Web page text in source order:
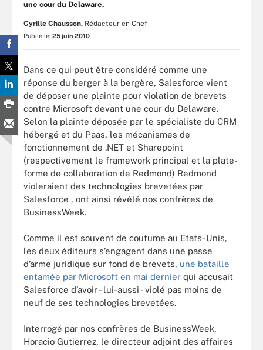
une cour du Delaware.
Cyrille Chausson, Rédacteur en Chef
Publié le: 25 juin 2010
Dans ce qui peut être considéré comme une
réponse du berger à la bergère, Salesforce vient
de déposer une plainte pour violation de brevets
contre Microsoft devant une cour du Delaware.
Selon la plainte déposée par le spécialiste du CRM
hébergé et du Paas, les mécanismes de
fonctionnement de .NET et Sharepoint
(respectivement le framework principal et la plate-
forme de collaboration de Redmond) Redmond
violeraient des technologies brevetées par
Salesforce , ont ainsi révélé nos confrères de
BusinessWeek.
Comme il est souvent de coutume au Etats-Unis,
les deux éditeurs s’engagent dans une passe
d’arme juridique sur fond de brevets, une bataille
entamée par Microsoft en mai dernier qui accusait
Salesforce d’avoir - lui-aussi - violé pas moins de
neuf de ses technologies brevetées.
Interrogé par nos confrères de BusinessWeek,
Horacio Gutierrez, le directeur adjoint des affaires